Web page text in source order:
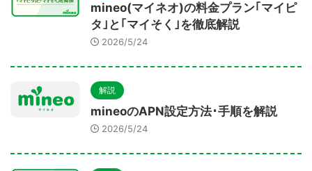
mineo(マイネオ)の料金プラン｢マイピ
タ｣と｢マイそく｣を徹底解説
2026/5/24
解説
mineoのAPN設定方法･手順を解説
2026/5/24